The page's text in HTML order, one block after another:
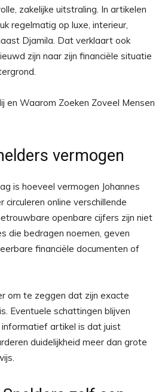
zakelijke uitstraling. In artikelen
regelmatig op luxe, interieur,
Djamila. Dat verklaart ook
zijn naar zijn financiële situatie
en Waarom Zoeken Zoveel Mensen
vermogen
is hoeveel vermogen Johannes
circuleren online verschillende
openbare cijfers zijn niet
die bedragen noemen, geven
financiële documenten of
om te zeggen dat zijn exacte
Eventuele schattingen blijven
artikel is dat juist
duidelijkheid meer dan grote